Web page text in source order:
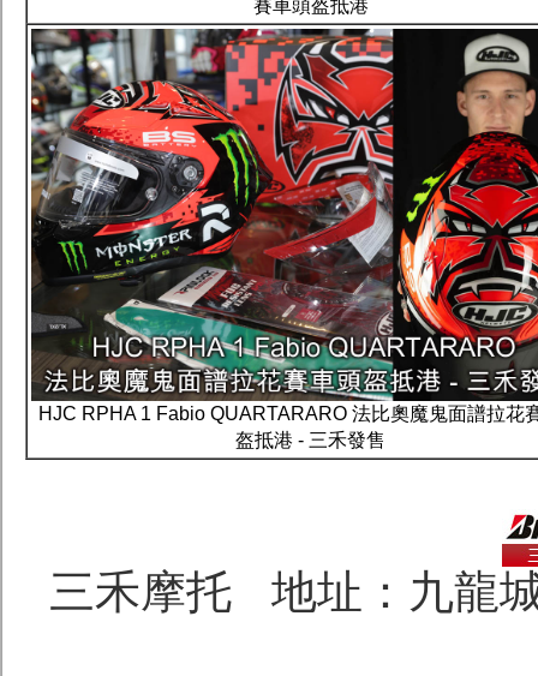
賽車頭盔抵港
HJC RPHA 1 Fabio QUARTARARO 法比奧魔鬼面譜拉花
盔抵港 - 三禾發售
三禾摩托 地址：九龍